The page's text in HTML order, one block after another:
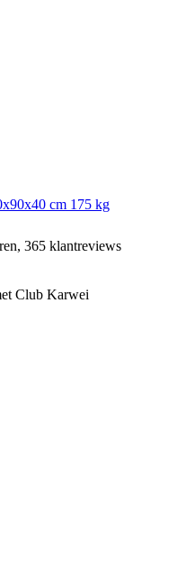
cm 175 kg
365 klantreviews
Club Karwei